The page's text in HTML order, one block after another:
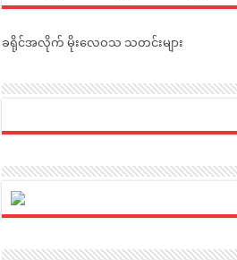
ခရိုင်အလိုက် မိုးလေဝသ သတင်းများ